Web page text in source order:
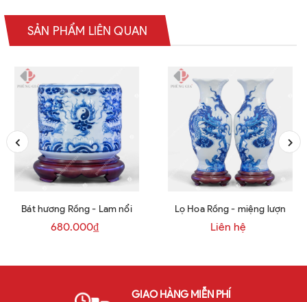
SẢN PHẨM LIÊN QUAN
Bát hương Rồng - Lam nổi
680.000₫
Lọ Hoa Rồng - miệng lượn
Liên hệ
GIAO HÀNG MIỄN PHÍ